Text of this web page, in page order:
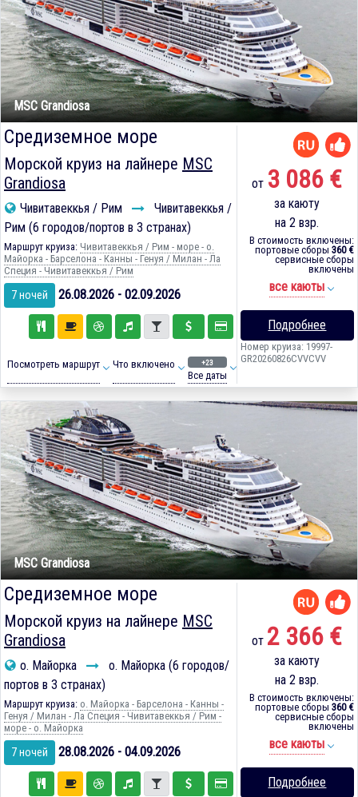
MSC Grandiosa
Средиземное море
Морской круиз на лайнере MSC
Grandiosa
Чивитавеккья / Рим
Чивитавеккья /
Рим (6 городов/портов в 3 странах)
Маршрут круиза: Чивитавеккья / Рим - море - о.
Майорка - Барселона - Канны - Генуя / Милан - Ла
Специя - Чивитавеккья / Рим
7 ночей 26.08.2026 - 02.09.2026
Посмотреть маршрут Что включено +23
Все даты
от 3 086 €
за каюту
на 2 взр.
В стоимость включены:
портовые сборы 360 €
сервисные сборы
включены
все каюты
Подробнее
Номер круиза: 19997-
GR20260826CVVCVV
MSC Grandiosa
Средиземное море
Морской круиз на лайнере MSC
Grandiosa
о. Майорка
о. Майорка (6 городов/
портов в 3 странах)
Маршрут круиза: о. Майорка - Барселона - Канны -
Генуя / Милан - Ла Специя - Чивитавеккья / Рим -
море - о. Майорка
7 ночей 28.08.2026 - 04.09.2026
от 2 366 €
за каюту
на 2 взр.
В стоимость включены:
портовые сборы 360 €
сервисные сборы
включены
все каюты
Подробнее